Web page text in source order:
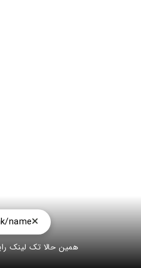
name
همین حالا تک لینک